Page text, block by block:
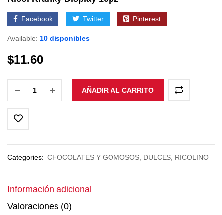
Facebook Twitter Pinterest
Available: 10 disponibles
$11.60
AÑADIR AL CARRITO
Categories: CHOCOLATES Y GOMOSOS DULCES RICOLINO
Información adicional
Valoraciones (0)